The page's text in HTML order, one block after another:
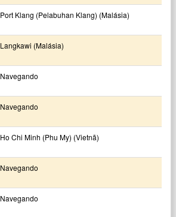
Port Klang (Pelabuhan Klang) (Malásia)
Langkawi (Malásia)
Navegando
Navegando
Ho Chi Minh (Phu My) (Vietnã)
Navegando
Navegando